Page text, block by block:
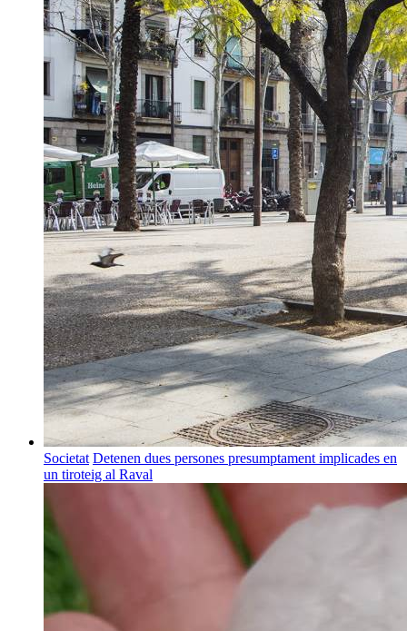
Societat Detenen dues persones presumptament implicades en
un tiroteig al Raval